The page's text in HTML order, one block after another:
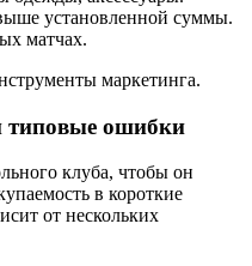
установленной суммы.
матчах.
маркетинга.
типовые ошибки
клуба, чтобы он
в короткие
от нескольких